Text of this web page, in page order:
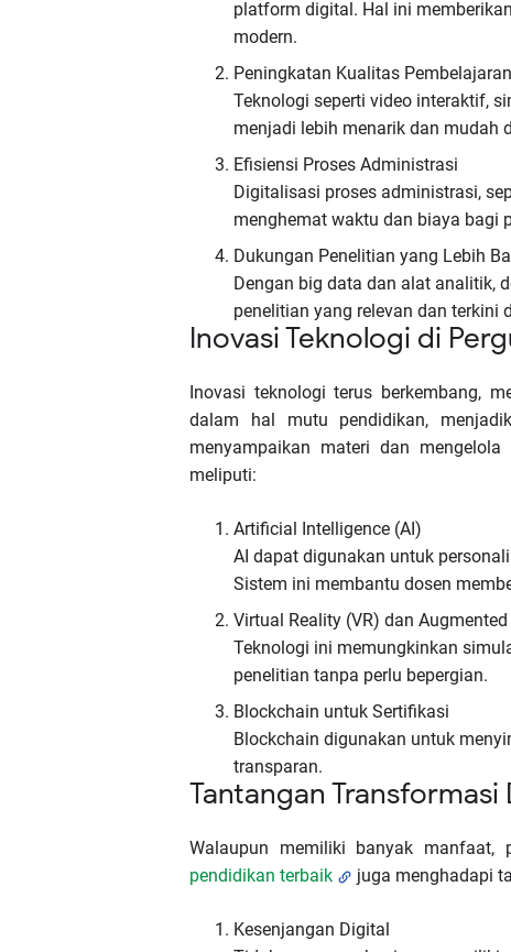
platform digital. Hal ini
modern.
Peningkatan Kualitas Pembelajaran
Teknologi seperti video interaktif,
menjadi lebih menarik dan mudah
Efisiensi Proses Administrasi
Digitalisasi proses administrasi,
menghemat waktu dan biaya bagi
Dukungan Penelitian yang Lebih
Dengan big data dan alat analitik,
penelitian yang relevan dan terkini
Inovasi Teknologi di
Inovasi teknologi terus berkembang,
dalam hal mutu pendidikan,
menyampaikan materi dan
meliputi:
Artificial Intelligence (AI)
AI dapat digunakan untuk
Sistem ini membantu dosen
Virtual Reality (VR) dan Augmented
Teknologi ini memungkinkan
penelitian tanpa perlu bepergian.
Blockchain untuk Sertifikasi
Blockchain digunakan untuk
transparan.
Tantangan
Walaupun memiliki banyak manfaat,
pendidikan terbaik
juga menghadapi
Kesenjangan Digital